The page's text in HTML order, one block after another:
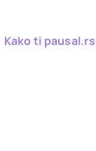
Kako ti